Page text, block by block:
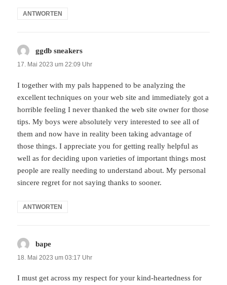
ANTWORTEN
ggdb sneakers
17. Mai 2023 um 22:09 Uhr
I together with my pals happened to be analyzing the
excellent techniques on your web site and immediately got a
horrible feeling I never thanked the web site owner for those
tips. My boys were absolutely very interested to see all of
them and now have in reality been taking advantage of
those things. I appreciate you for getting really helpful as
well as for deciding upon varieties of important things most
people are really needing to understand about. My personal
sincere regret for not saying thanks to sooner.
ANTWORTEN
bape
18. Mai 2023 um 03:17 Uhr
I must get across my respect for your kind-heartedness for